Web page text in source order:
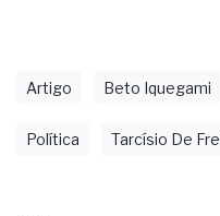
Artigo Beto Iquegami
Política Tarcísio De